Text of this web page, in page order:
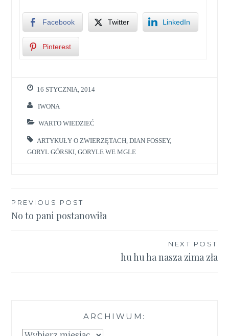
Facebook Twitter LinkedIn
Pinterest
16 STYCZNIA, 2014
IWONA
WARTO WIEDZIEĆ
ARTYKUŁY O ZWIERZĘTACH ,DIAN FOSSEY,
GORYL GÓRSKI ,GORYLE WE MGLE
Nawigacja
wpisu
PREVIOUS POST
No to pani postanowiła
NEXT POST
hu hu ha nasza zima zła
ARCHIWUM:
Archiwum: